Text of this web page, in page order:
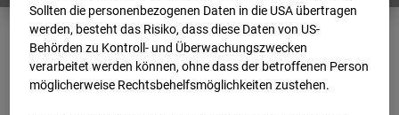
Home
Deutschland
BC-120 - BV W2 Campus BT 1-3
Archiv
2025
09:45
Sollten die personenbezogenen Daten in die USA übertragen
werden, besteht das Risiko, dass diese Daten von US-
Behörden zu Kontroll- und Überwachungszwecken
verarbeitet werden können, ohne dass der betroffenen Person
möglicherweise Rechtsbehelfsmöglichkeiten zustehen.